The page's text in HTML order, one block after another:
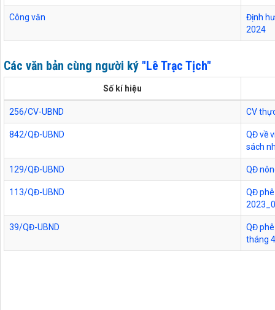
Công văn
Định
2024
Các văn bản cùng người ký "Lê Trạc Tịch"
Số kí hiệu
256/CV-UBND CV
842/QĐ-UBND
QĐ về
sách
129/QĐ-UBND QĐ
113/QĐ-UBND
QĐ
39/QĐ-UBND
QĐ
tháng